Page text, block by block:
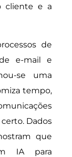
cliente e a
de
e-mail e
se uma
tempo,
Dados
que
IA para